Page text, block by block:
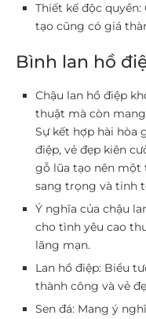
Thiết kế độc
tạo cũng có giá
Bình lan hồ
Chậu lan hồ điệp
thuật mà còn
Sự kết hợp hài hòa
điệp, vẻ đẹp kiên
gỗ lũa tạo nên một
sang trọng và tinh
Ý nghĩa của chậu
cho tình yêu cao
lãng mạn.
Lan hồ điệp: Biểu
thành công và vẻ
Sen đá: Mang ý